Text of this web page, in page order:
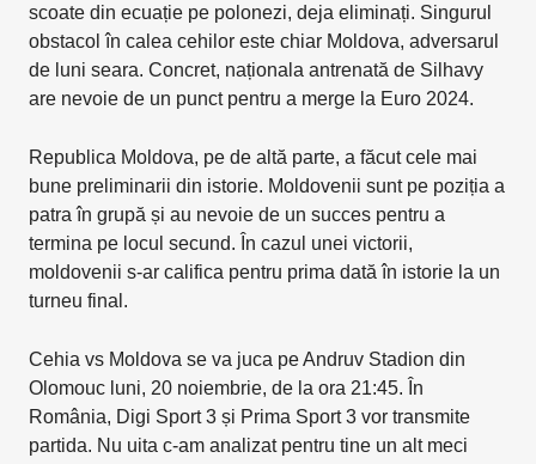
scoate din ecuație pe polonezi, deja eliminați. Singurul
obstacol în calea cehilor este chiar Moldova, adversarul
de luni seara. Concret, naționala antrenată de Silhavy
are nevoie de un punct pentru a merge la Euro 2024.
Republica Moldova, pe de altă parte, a făcut cele mai
bune preliminarii din istorie. Moldovenii sunt pe poziția a
patra în grupă și au nevoie de un succes pentru a
termina pe locul secund. În cazul unei victorii,
moldovenii s-ar califica pentru prima dată în istorie la un
turneu final.
Cehia vs Moldova se va juca pe Andruv Stadion din
Olomouc luni, 20 noiembrie, de la ora 21:45. În
România, Digi Sport 3 și Prima Sport 3 vor transmite
partida. Nu uita c-am analizat pentru tine un alt meci